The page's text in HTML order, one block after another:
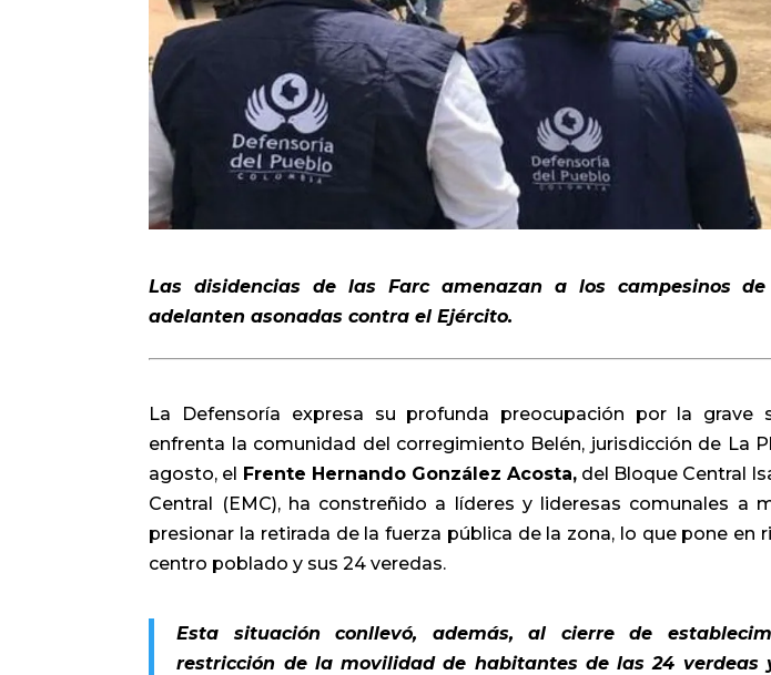
Las disidencias de las Farc amenazan a los campesinos
adelanten asonadas contra el Ejército.
La Defensoría expresa su profunda preocupación por la grave
enfrenta la comunidad del corregimiento Belén, jurisdicción de La
agosto, el Frente Hernando González Acosta,del Bloque Central
Central (EMC), ha constreñido a líderes y lideresas comunales a
presionar la retirada de la fuerza pública de la zona, lo que pone en
centro poblado y sus 24 veredas.
Esta situación conllevó, además, al cierre de
restricción de la movilidad de habitantes de las 24 verdeas